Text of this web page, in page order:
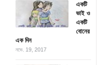
একটি
ভাই ও
একটি
বোনের
এক দিন
নভে. 19, 2017